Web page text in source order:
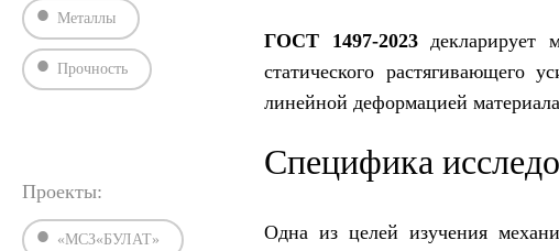
Металлы
Прочность
Проекты:
«МСЗ«БУЛАТ»
ГОСТ 1497-2023декларирует
статического растягивающего
линейной деформацией
Специфика
Одна из целей изучения